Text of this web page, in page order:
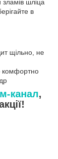
шліца
в
щільно, не
комфортно
канал,